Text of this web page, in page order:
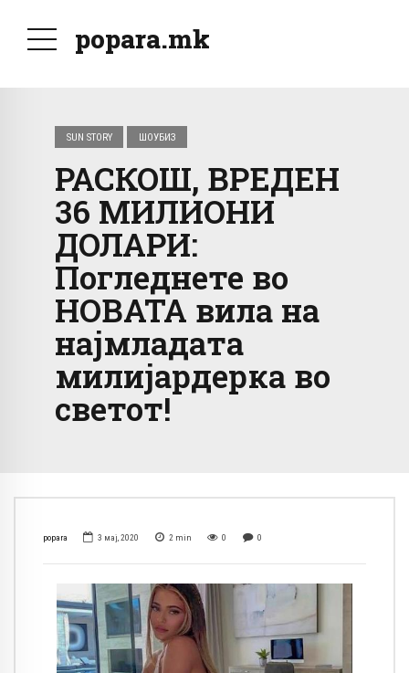
popara.mk
SUN STORY ШОУБИЗ
РАСКОШ, ВРЕДЕН
36 МИЛИОНИ
ДОЛАРИ:
Погледнете во
НОВАТА вила на
најмладата
милијардерка во
светот!
popara 3 мај, 2020 2 min 0 0